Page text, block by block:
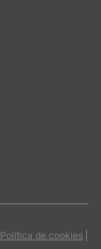
Política de cookies